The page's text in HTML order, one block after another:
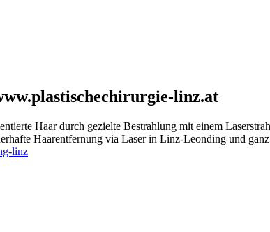
linz.at
Haar durch gezielte Bestrahlung mit einem
Haarentfernung via Laser in Linz-Leonding und
linz